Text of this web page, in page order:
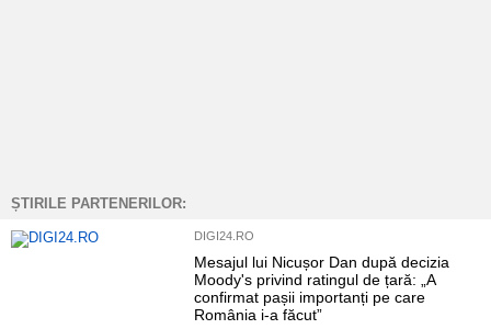
ȘTIRILE PARTENERILOR:
DIGI24.RO
Mesajul lui Nicușor Dan după decizia
Moody's privind ratingul de țară: „A
confirmat pașii importanți pe care
România i-a făcut”